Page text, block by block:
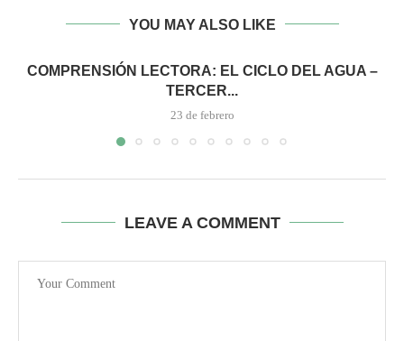
YOU MAY ALSO LIKE
COMPRENSIÓN LECTORA: EL CICLO DEL AGUA –
TERCER...
23 de febrero
LEAVE A COMMENT